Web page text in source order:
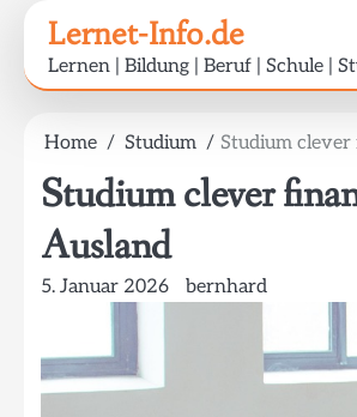
content
Lernet-Info.de
Lernen | Bildung | Beruf | Schule |
Home Studium Studium
Studium clever
Ausland
5. Januar 2026 bernhard